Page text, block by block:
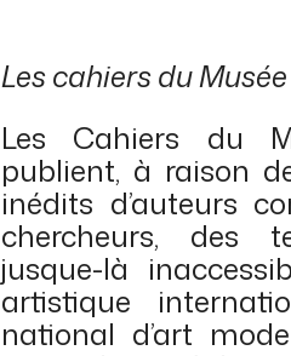
Les cahiers du
Les Cahiers du
publient, à raison
inédits d’auteurs
chercheurs, des
jusque-là
artistique
national d’art